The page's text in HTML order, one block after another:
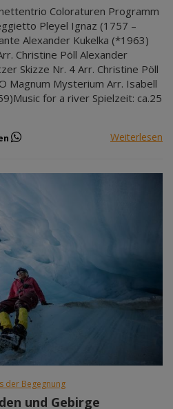
Coloraturen Programm
Pleyel Ignaz (1757 –
Alexander Kukelka (*1963)
Christine Pöll Alexander
Skizze Nr. 4 Arr. Christine Pöll
Magnum Mysterium Arr. Isabell
for a river Spielzeit: ca.25
Weiterlesen
der Begegnung
und Gebirge